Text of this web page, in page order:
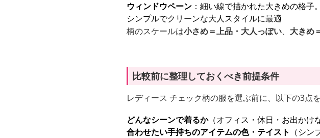
ウィンドウペーン ：細い線で描かれた大きめの格子。
シンプルでクリーンな大人スタイルに最適
柄のスケールは小さめ＝上品・大人っぽい、 大きめ
比較前に整理しておくべき前提条件
レディース チェック柄の服を選ぶ前に、以下の3点
どんなシーンで着るか（オフィス・休日・お出かけ
合わせたい手持ちのアイテムの色・テイスト （シ